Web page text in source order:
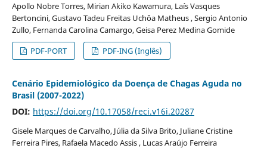
Apollo Nobre Torres, Mirian Akiko Kawamura, Laís Vasques
Bertoncini, Gustavo Tadeu Freitas Uchôa Matheus , Sergio Antonio
Zullo, Fernanda Carolina Camargo, Geisa Perez Medina Gomide
PDF-PORT
PDF-ING (Inglês)
Cenário Epidemiológico da Doença de Chagas Aguda no
Brasil (2007-2022)
DOI: https://doi.org/10.17058/reci.v16i.20287
Gisele Marques de Carvalho, Júlia da Silva Brito, Juliane Cristine
Ferreira Pires, Rafaela Macedo Assis , Lucas Araújo Ferreira